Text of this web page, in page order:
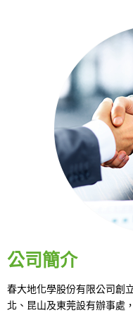
公司簡介
春大地化學股份有限公司創
北、昆山及東莞設有辦事處